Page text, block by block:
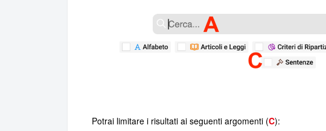
Potrai limitare i risultati ai seguenti argomenti (C):